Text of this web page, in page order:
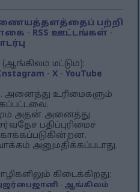
பற்றி
- RSS ஊட்டங்கள் -
மட்டும்):
-X -YouTube
அனைத்து உரிமைகளும்
அதன் அனைத்து
பதிப்புரிமைச்
அனுமதிக்கப்படாது.
கிடைக்கிறது:
- ஆங்கிலம்